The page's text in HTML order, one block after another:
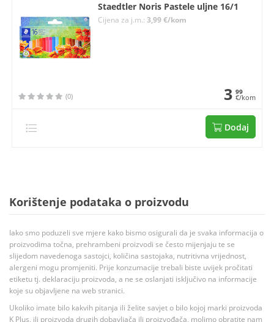
Staedtler Noris Pastele uljne 16/1
Cijena za j.m.:3,99 €/kom
(0) 3 99
€/kom
Dodaj
Korištenje podataka o proizvodu
Iako smo poduzeli sve mjere kako bismo osigurali da je svaka informacija o
proizvodima točna, prehrambeni proizvodi se često mijenjaju te se
slijedom navedenoga sastojci, količina sastojaka, nutritivna vrijednost,
alergeni mogu promjeniti. Prije konzumacije trebali biste uvijek pročitati
etiketu tj. deklaraciju proizvoda, a ne se oslanjati isključivo na informacije
koje su objavljene na web stranici.
Ukoliko imate bilo kakvih pitanja ili želite savjet o bilo kojoj marki proizvoda
K Plus, ili proizvoda drugih dobavljača ili proizvođača, molimo obratite nam